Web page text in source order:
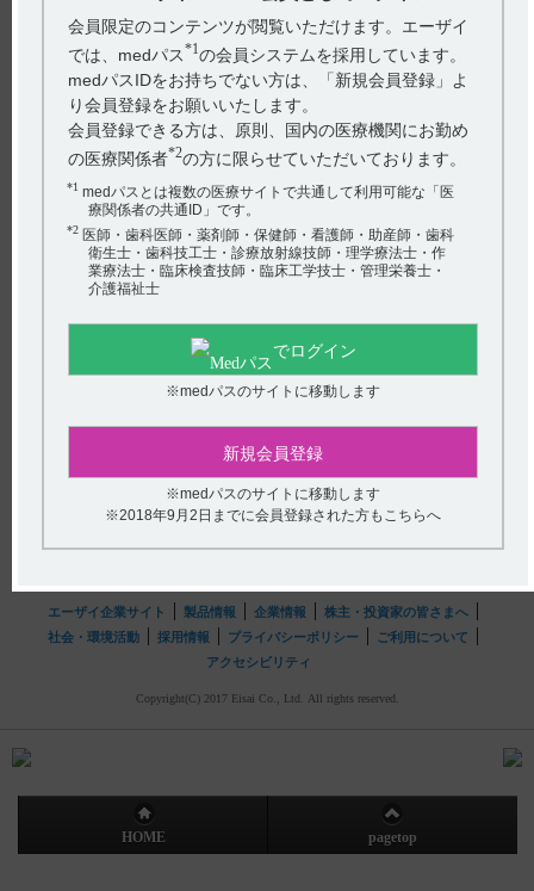
関連するQ&A
【ロゼバラミン】 腎機能障害患者への投与について教え
てください。
【ロゼバラミン】 使用期限は何年ですか？
【ロゼバラミン】 警告とその設定理由について教えてく
ださい。
【ロゼバラミン】 妊婦への投与に関する注意事項につい
て教えてください。
【ロゼバラミン】 投与に年齢制限はありますか？
アンケート:ご意見をお聞かせください
送信する
会員限定のコンテンツが閲覧いただけます。エーザイ
では、medパス*1の会員システムを採用しています。
medパスIDをお持ちでない方は、「新規会員登録」よ
り会員登録をお願いいたします。
会員登録できる方は、原則、国内の医療機関にお勤め
の医療関係者*2の方に限らせていただいております。
*1 medパスとは複数の医療サイトで共通して利用可能な「医
療関係者の共通ID」です。
*2 医師・歯科医師・薬剤師・保健師・看護師・助産師・歯科
衛生士・歯科技工士・診療放射線技師・理学療法士・作
業療法士・臨床検査技師・臨床工学技士・管理栄養士・
介護福祉士
でログイン
※medパスのサイトに移動します
新規会員登録
※medパスのサイトに移動します
※2018年9月2日までに会員登録された方もこちらへ
(平日9時〜18時 土日・祝日9時〜17時)
フリーダイヤル0120-419-497
インターネットでのお問い合わせ
エーザイ企業サイト 製品情報 企業情報
株主・投資家の皆さまへ
社会・環境活動
採用情報 プライバシーポリシー
ご利用について
アクセシビリティ
Copyright(C) 2017 Eisai Co., Ltd. All rights reserved.
HOME pagetop